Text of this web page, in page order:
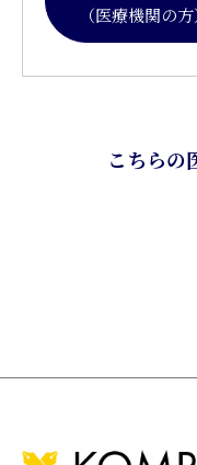
（医療機関の方
こちらの